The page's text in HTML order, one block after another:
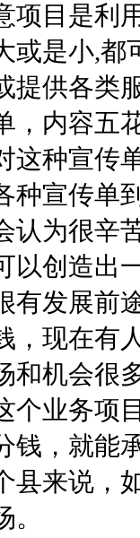
项目是利
或是小,都
提供各类
，内容五
这种宣传
种宣传单
认为很辛
以创造出
有发展前
，现在有
和机会很
个业务项
钱，就能
县来说，